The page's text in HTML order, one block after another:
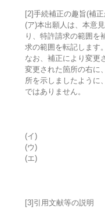
[2]手続補正の趣旨(補
(ア)本出願人は、本意
り、特許請求の範囲を
求の範囲を転記します。
なお、補正により変更
変更された箇所の右に
所を示しましたように
ではありません。
(イ)
(ウ)
(エ)
[3]引用文献等の説明